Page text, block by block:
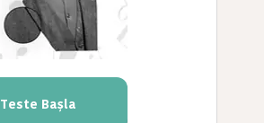
Teste Başla